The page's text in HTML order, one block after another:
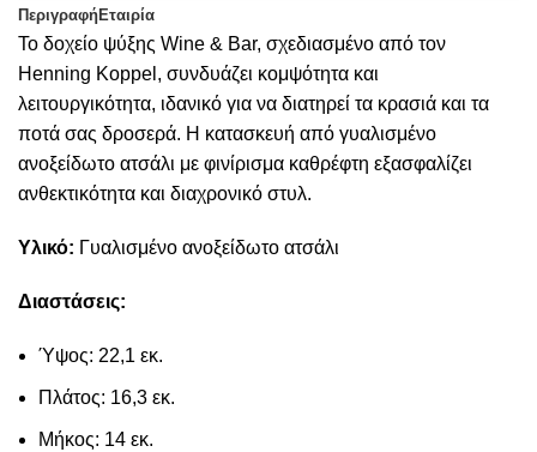
ΠεριγραφήΕταιρία
Το δοχείο ψύξης Wine & Bar, σχεδιασμένο από τον
Henning Koppel, συνδυάζει κομψότητα και
λειτουργικότητα, ιδανικό για να διατηρεί τα κρασιά και τα
ποτά σας δροσερά. Η κατασκευή από γυαλισμένο
ανοξείδωτο ατσάλι με φινίρισμα καθρέφτη εξασφαλίζει
ανθεκτικότητα και διαχρονικό στυλ.
Υλικό: Γυαλισμένο ανοξείδωτο ατσάλι
Διαστάσεις:
Ύψος: 22,1 εκ.
Πλάτος: 16,3 εκ.
Μήκος: 14 εκ.